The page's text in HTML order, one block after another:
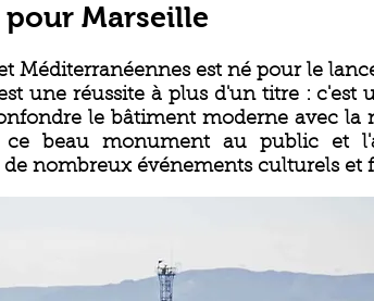
Marseille
Méditerranéennes est né pour le
une réussite à plus d'un titre :
le bâtiment moderne avec la
beau monument au public et
nombreux événements culturels et